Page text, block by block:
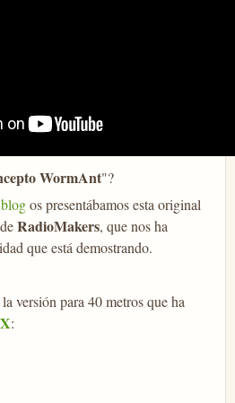
WormAnt"?
os presentábamos esta original
RadioMakers, que nos ha
que está demostrando.
versión para 40 metros que ha
: